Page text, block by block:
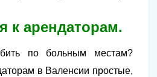
к арендаторам.
по больным местам?
в Валенсии простые,